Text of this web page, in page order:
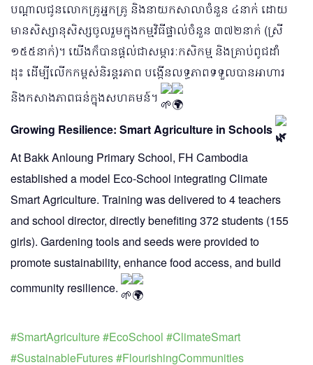
បណ្តាលជូនលោកគ្រូអ្នកគ្រូ និងនាយកសាលាចំនួន ៤នាក់ ដោយ
មានសិស្សានុសិស្សចូលរួមក្នុងកម្មវិធីផ្ទាល់ចំនួន ៣៧២នាក់ (ស្រី
១៥៥នាក់)។ យើងក៏បានផ្តល់ជាសម្ភារៈកសិកម្ម និងគ្រាប់ពូជដាំ
ដុះ ដើម្បីលើកកម្ពស់និរន្តរភាព បង្កើនលទ្ធភាពទទួលបានអាហារ
និងកសាងភាពធន់ក្នុងសហគមន៍។
Growing Resilience: Smart Agriculture in Schools
At Bakk Anloung Primary School, FH Cambodia
established a model Eco-School integrating Climate
Smart Agriculture. Training was delivered to 4 teachers
and school director, directly benefiting 372 students (155
girls). Gardening tools and seeds were provided to
promote sustainability, enhance food access, and build
community resilience.
#SmartAgriculture#EcoSchool #ClimateSmart
#SustainableFutures#FlourishingCommunities